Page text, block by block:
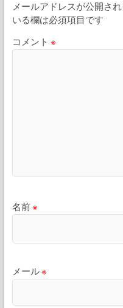
メールアドレスが公開さ
いる欄は必須項目です
コメント ※
名前※
メール※